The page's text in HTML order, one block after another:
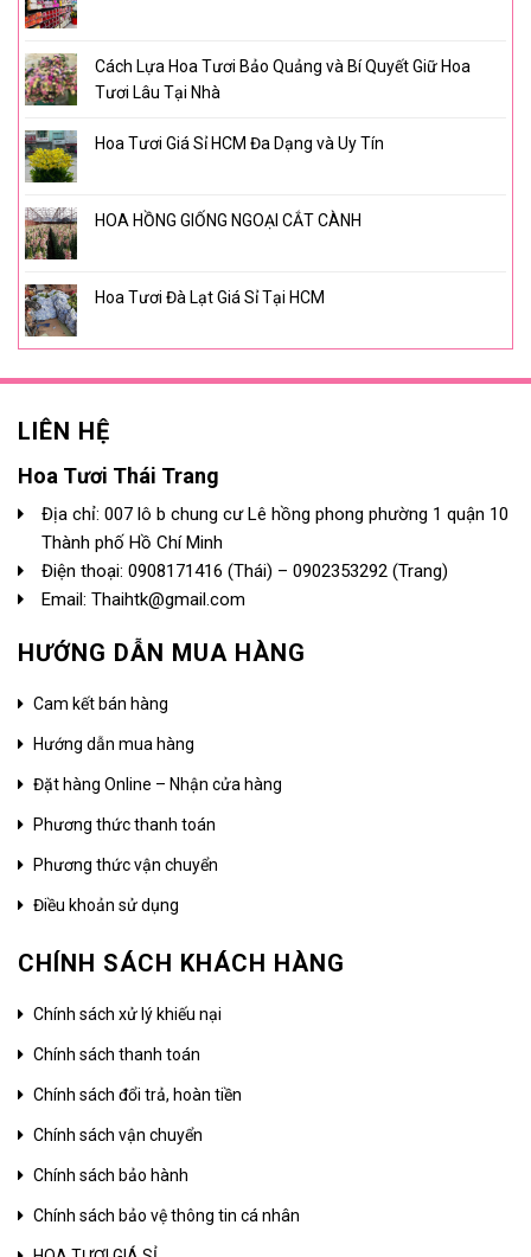
Cách Lựa Hoa Tươi Bảo Quảng và Bí Quyết Giữ Hoa
Tươi Lâu Tại Nhà
Hoa Tươi Giá Sỉ HCM Đa Dạng và Uy Tín
HOA HỒNG GIỐNG NGOẠI CẮT CÀNH
Hoa Tươi Đà Lạt Giá Sỉ Tại HCM
LIÊN HỆ
Hoa Tươi Thái Trang
Địa chỉ: 007 lô b chung cư Lê hồng phong phường 1 quận 10
Thành phố Hồ Chí Minh
Điện thoại: 0908171416 (Thái) – 0902353292 (Trang)
Email: Thaihtk@gmail.com
HƯỚNG DẪN MUA HÀNG
Cam kết bán hàng
Hướng dẫn mua hàng
Đặt hàng Online – Nhận cửa hàng
Phương thức thanh toán
Phương thức vận chuyển
Điều khoản sử dụng
CHÍNH SÁCH KHÁCH HÀNG
Chính sách xử lý khiếu nại
Chính sách thanh toán
Chính sách đổi trả, hoàn tiền
Chính sách vận chuyển
Chính sách bảo hành
Chính sách bảo vệ thông tin cá nhân